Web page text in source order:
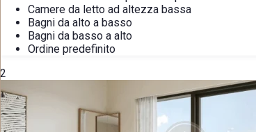
Camere da letto ad altezza bassa
Bagni da alto a basso
Bagni da basso a alto
Ordine predefinito
2